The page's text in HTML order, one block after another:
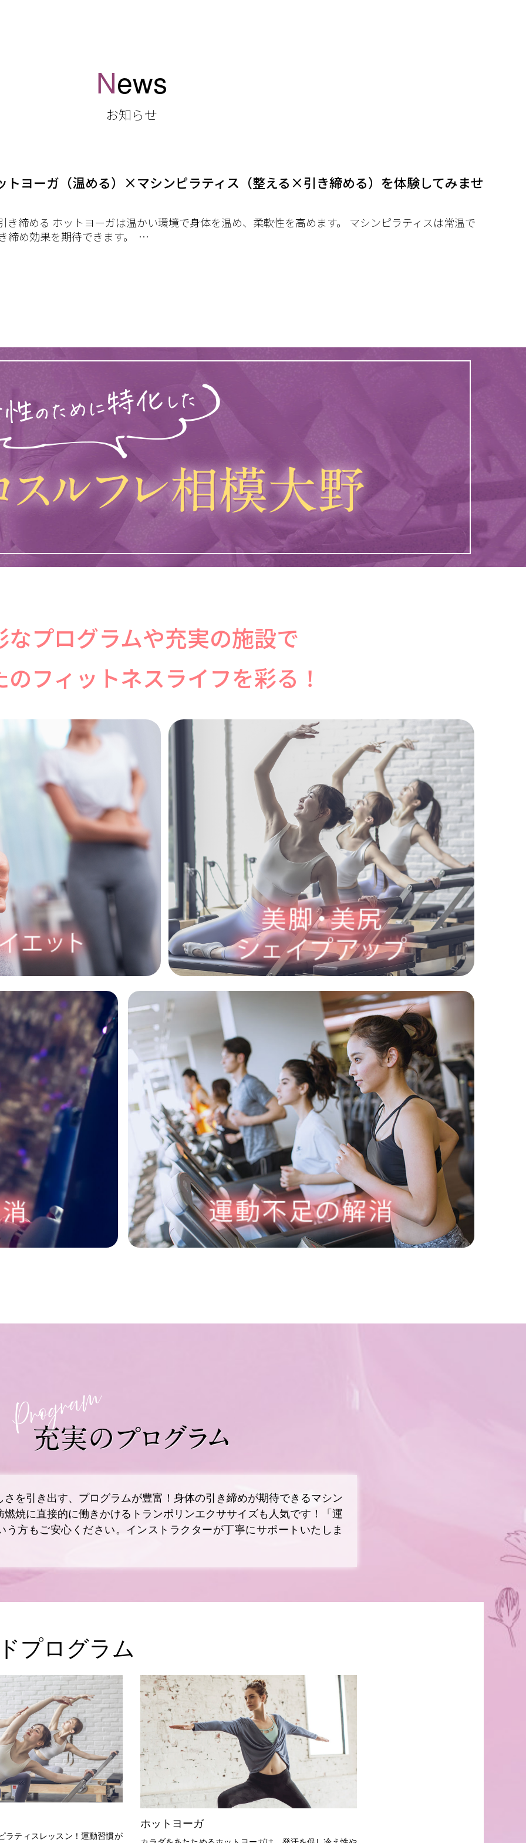
News
お知らせ
トヨーガ（温める）×マシンピラティス（整える×引き締める）を体験してみませ
る ホットヨーガは温かい環境で身体を温め、柔軟性を高めます。 マシンピラティスは常温で
締め効果を期待できます。 …
なプログラムや充実の施設で
フィットネスライフを彩る！
さを引き出す、プログラムが豊富！身体の引き締めが期待できるマシン
燃焼に直接的に働きかけるトランポリンエクササイズも人気です！「運
方もご安心ください。インストラクターが丁寧にサポートいたしま
プログラム
ラティスレッスン！運動習慣が
ホットヨーガ